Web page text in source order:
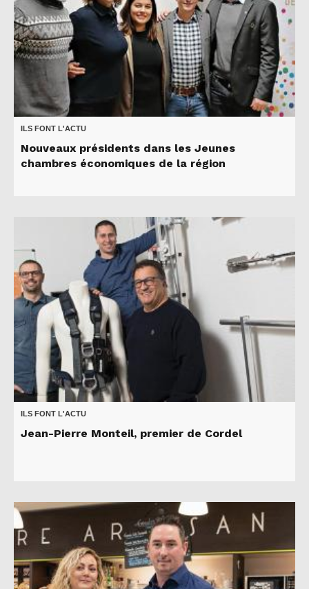
ILS FONT L'ACTU
Nouveaux présidents dans les Jeunes
chambres économiques de la région
ILS FONT L'ACTU
Jean-Pierre Monteil, premier de Cordel